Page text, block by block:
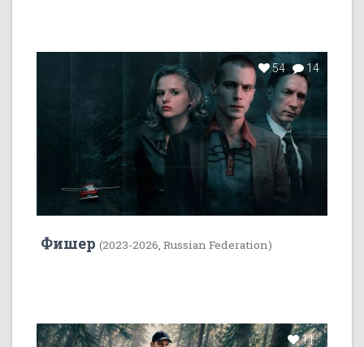
54 14
Фишер (2023-2026, Russian Federation)
11